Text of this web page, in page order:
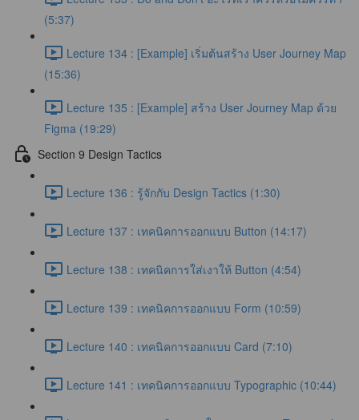
(5:37)
Lecture 134 : [Example] เริ่มต้นสร้าง User Journey Map
(15:36)
Lecture 135 : [Example] สร้าง User Journey Map ด้วย
Figma (19:29)
Section 9 Design Tactics
Lecture 136 : รู้จักกับ Design Tactics (1:30)
Lecture 137 : เทคนิคการออกแบบ Button (14:17)
Lecture 138 : เทคนิคการใส่เงาให้ Button (4:54)
Lecture 139 : เทคนิคการออกแบบ Form (10:59)
Lecture 140 : เทคนิคการออกแบบ Card (7:10)
Lecture 141 : เทคนิคการออกแบบ Typographic (10:44)